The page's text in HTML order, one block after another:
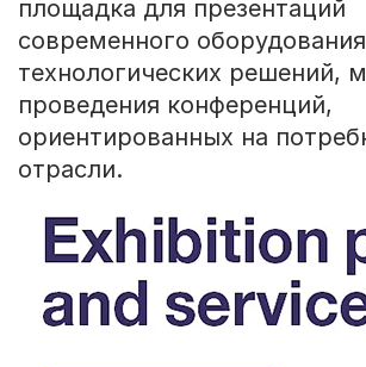
площадка для презентаций
современного
технологических решений,
проведения конференций,
ориентированных на
отрасли.